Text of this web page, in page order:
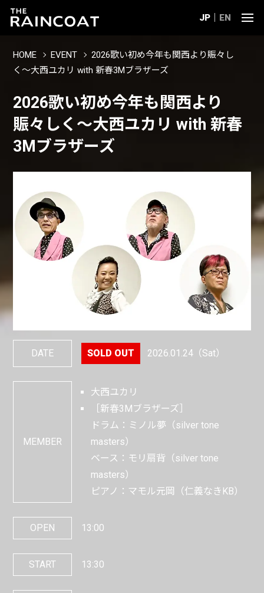
JP EN
HOME EVENT
2026歌い初め今年も関西より賑々し
く〜大西ユカリ with 新春3Mブラザーズ
2026歌い初め今年も関西より
賑々しく〜大西ユカリ with 新春
3Mブラザーズ
DATE 2026.01.24（Sat）
MEMBER
大西ユカリ
［新春3Mブラザーズ］
ドラム：ミノル夢（silver tone
masters）
ベース：モリ扇背（silver tone
masters）
ピアノ：マモル元岡（仁義なきKB）
OPEN 13:00
START 13:30